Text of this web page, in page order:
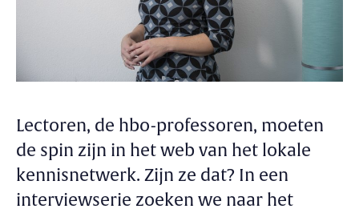
Lectoren, de hbo-professoren, moeten
de spin zijn in het web van het lokale
kennisnetwerk. Zijn ze dat? In een
interviewserie zoeken we naar het